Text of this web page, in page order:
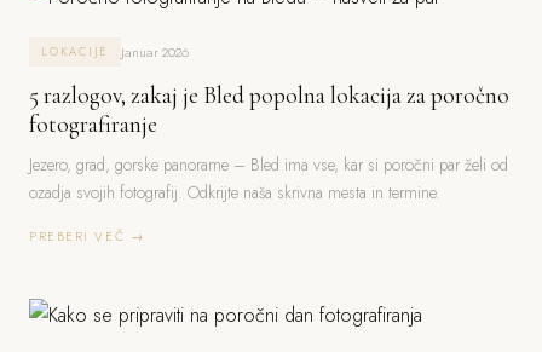
LOKACIJE Januar 2026
5 razlogov, zakaj je Bled popolna lokacija za poročno
fotografiranje
Jezero, grad, gorske panorame – Bled ima vse, kar si poročni par želi od
ozadja svojih fotografij. Odkrijte naša skrivna mesta in termine.
PREBERI VEČ →